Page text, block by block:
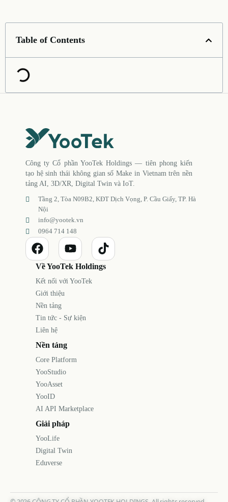
Table of Contents
Công ty Cổ phần YooTek Holdings — tiên phong kiến
tạo hệ sinh thái không gian số Make in Vietnam trên nền
tảng AI, 3D/XR, Digital Twin và IoT.
Tầng 2, Tòa N09B2, KĐT Dịch Vọng, P. Cầu Giấy, TP. Hà
Nội
info@yootek.vn
0964 714 148
Về YooTek Holdings
Kết nối với YooTek
Giới thiệu
Nền tảng
Tin tức - Sự kiện
Liên hệ
Nền tảng
Core Platform
YooStudio
YooAsset
YooID
AI API Marketplace
Giải pháp
YooLife
Digital Twin
Eduverse